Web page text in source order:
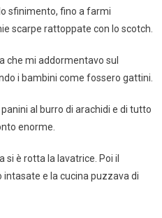
sfinimento, fino a farmi
scarpe rattoppate con lo scotch.
che mi addormentavo sul
i bambini come fossero gattini.
al burro di arachidi e di tutto
enorme.
si è rotta la lavatrice. Poi il
e la cucina puzzava di